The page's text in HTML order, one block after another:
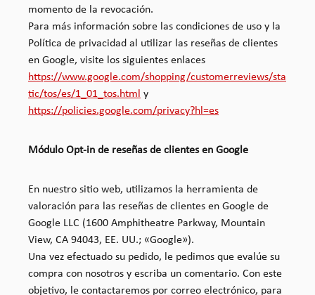
momento de la revocación.
Para más información sobre las condiciones de uso y la
Política de privacidad al utilizar las reseñas de clientes
en Google, visite los siguientes enlaces
https://www.google.com/shopping/customerreviews/sta
tic/tos/es/1_01_tos.html y
https://policies.google.com/privacy?hl=es
Módulo Opt-in de reseñas de clientes en Google
En nuestro sitio web, utilizamos la herramienta de
valoración para las reseñas de clientes en Google de
Google LLC (1600 Amphitheatre Parkway, Mountain
View, CA 94043, EE. UU.; «Google»).
Una vez efectuado su pedido, le pedimos que evalúe su
compra con nosotros y escriba un comentario. Con este
objetivo, le contactaremos por correo electrónico, para